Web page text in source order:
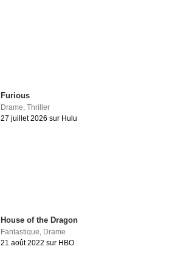
Furious
Drame,Thriller
27 juillet 2026 sur Hulu
House of the Dragon
Fantastique Drame
21 août 2022 sur HBO